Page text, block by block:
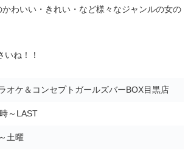
わいい・きれい・など様々なジャンルの女の
いね！！
オケ＆コンセプトガールズバーBOX目黒店
～LAST
土曜